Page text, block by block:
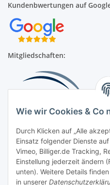
Wie wir Cookies & Co
Durch Klicken auf „Alle
Einsatz folgender Dienste
Vimeo, Billiger.de Tracking,
Einstellung jederzeit ändern
unten). Weitere Details
in unserer
Kundenbwertungen auf
Mitgliedschaften:
Beliebte Kategorien
Kompressionsversorgung